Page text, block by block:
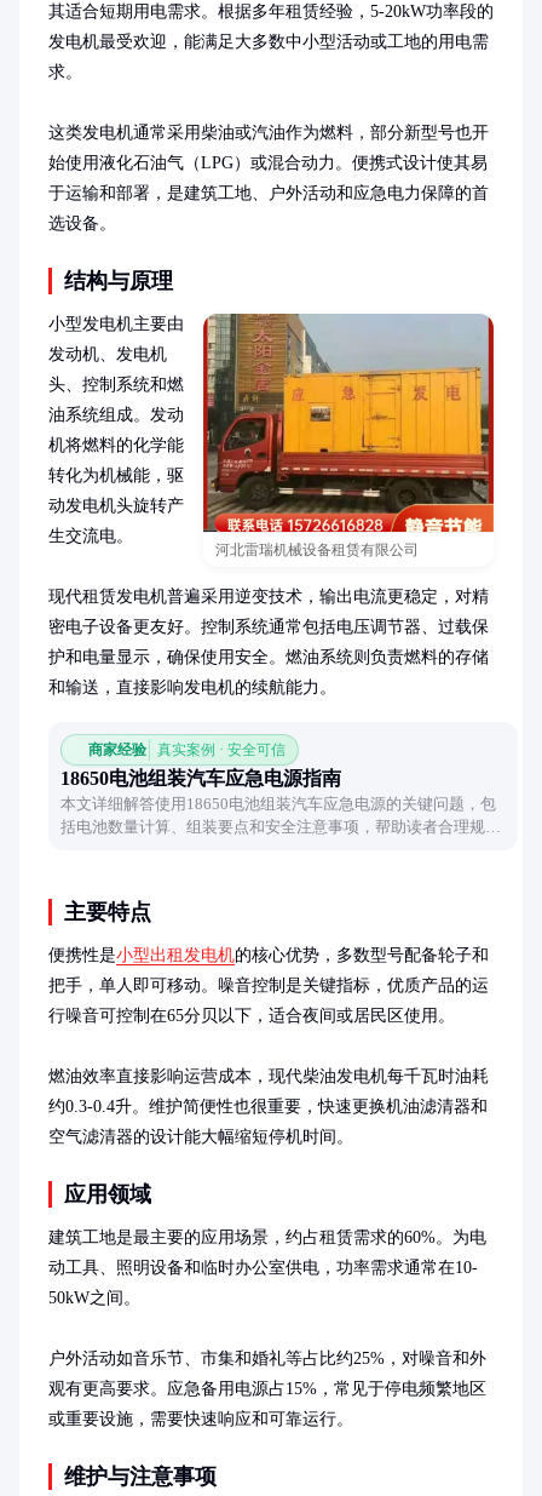
其适合短期用电需求。根据多年租赁经验，5-20kW功率段的
发电机最受欢迎，能满足大多数中小型活动或工地的用电需
求。
这类发电机通常采用柴油或汽油作为燃料，部分新型号也开
始使用液化石油气（LPG）或混合动力。便携式设计使其易
于运输和部署，是建筑工地、户外活动和应急电力保障的首
选设备。
结构与原理
河北雷瑞机械设备租赁有限公司
小型发电机主要由
发动机、发电机
头、控制系统和燃
油系统组成。发动
机将燃料的化学能
转化为机械能，驱
动发电机头旋转产
生交流电。
现代租赁发电机普遍采用逆变技术，输出电流更稳定，对精
密电子设备更友好。控制系统通常包括电压调节器、过载保
护和电量显示，确保使用安全。燃油系统则负责燃料的存储
和输送，直接影响发电机的续航能力。
商家经验 真实案例 · 安全可信
18650电池组装汽车应急电源指南
本文详细解答使用18650电池组装汽车应急电源的关键问题，包
括电池数量计算、组装要点和安全注意事项，帮助读者合理规划
主要特点
便携性是小型出租发电机的核心优势，多数型号配备轮子和
把手，单人即可移动。噪音控制是关键指标，优质产品的运
行噪音可控制在65分贝以下，适合夜间或居民区使用。
燃油效率直接影响运营成本，现代柴油发电机每千瓦时油耗
约0.3-0.4升。维护简便性也很重要，快速更换机油滤清器和
空气滤清器的设计能大幅缩短停机时间。
应用领域
建筑工地是最主要的应用场景，约占租赁需求的60%。为电
动工具、照明设备和临时办公室供电，功率需求通常在10-
50kW之间。
户外活动如音乐节、市集和婚礼等占比约25%，对噪音和外
观有更高要求。应急备用电源占15%，常见于停电频繁地区
或重要设施，需要快速响应和可靠运行。
维护与注意事项